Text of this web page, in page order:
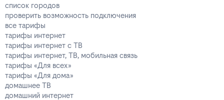
список городов
проверить возможность подключения
все тарифы
тарифы интернет
тарифы интернет с ТВ
тарифы интернет, ТВ, мобильная связь
тарифы «Для всех»
тарифы «Для дома»
домашнее ТВ
домашний интернет